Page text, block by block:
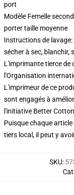
port
Modèle Femelle
porter taille moyenne
Instructions de
sécher à sec, blanchir,
L'imprimante tierce de
l'Organisation
L'imprimeur de ce
sont engagés à
l'initiative Better Cotton
Puisque chaque
tiers local, il peut y
SKU: